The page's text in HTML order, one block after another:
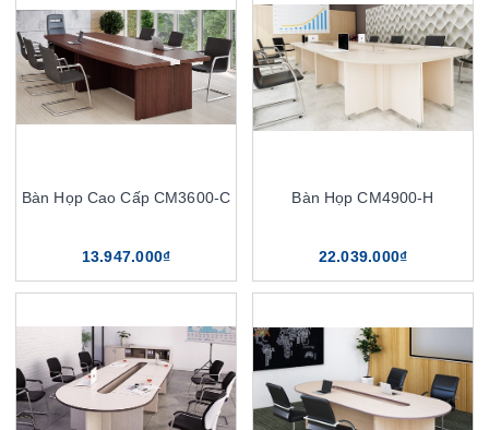
Bàn Họp Cao Cấp CM3600-C
13.947.000₫
Bàn Họp CM4900-H
22.039.000₫